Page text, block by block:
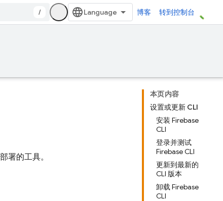
/ 博客 转到控制台
本页内容
设置或更新 CLI
安装 Firebase
CLI
登录并测试
Firebase CLI
更新到最新的
CLI 版本
卸载 Firebase
CLI
署的工具。